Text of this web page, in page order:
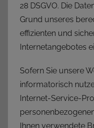
28 DSGVO. Die
Grund unseres
effizienten und
Internetangebotes
Sofern Sie unsere
informatorisch
Internet-Service-
Ihnen verwendete